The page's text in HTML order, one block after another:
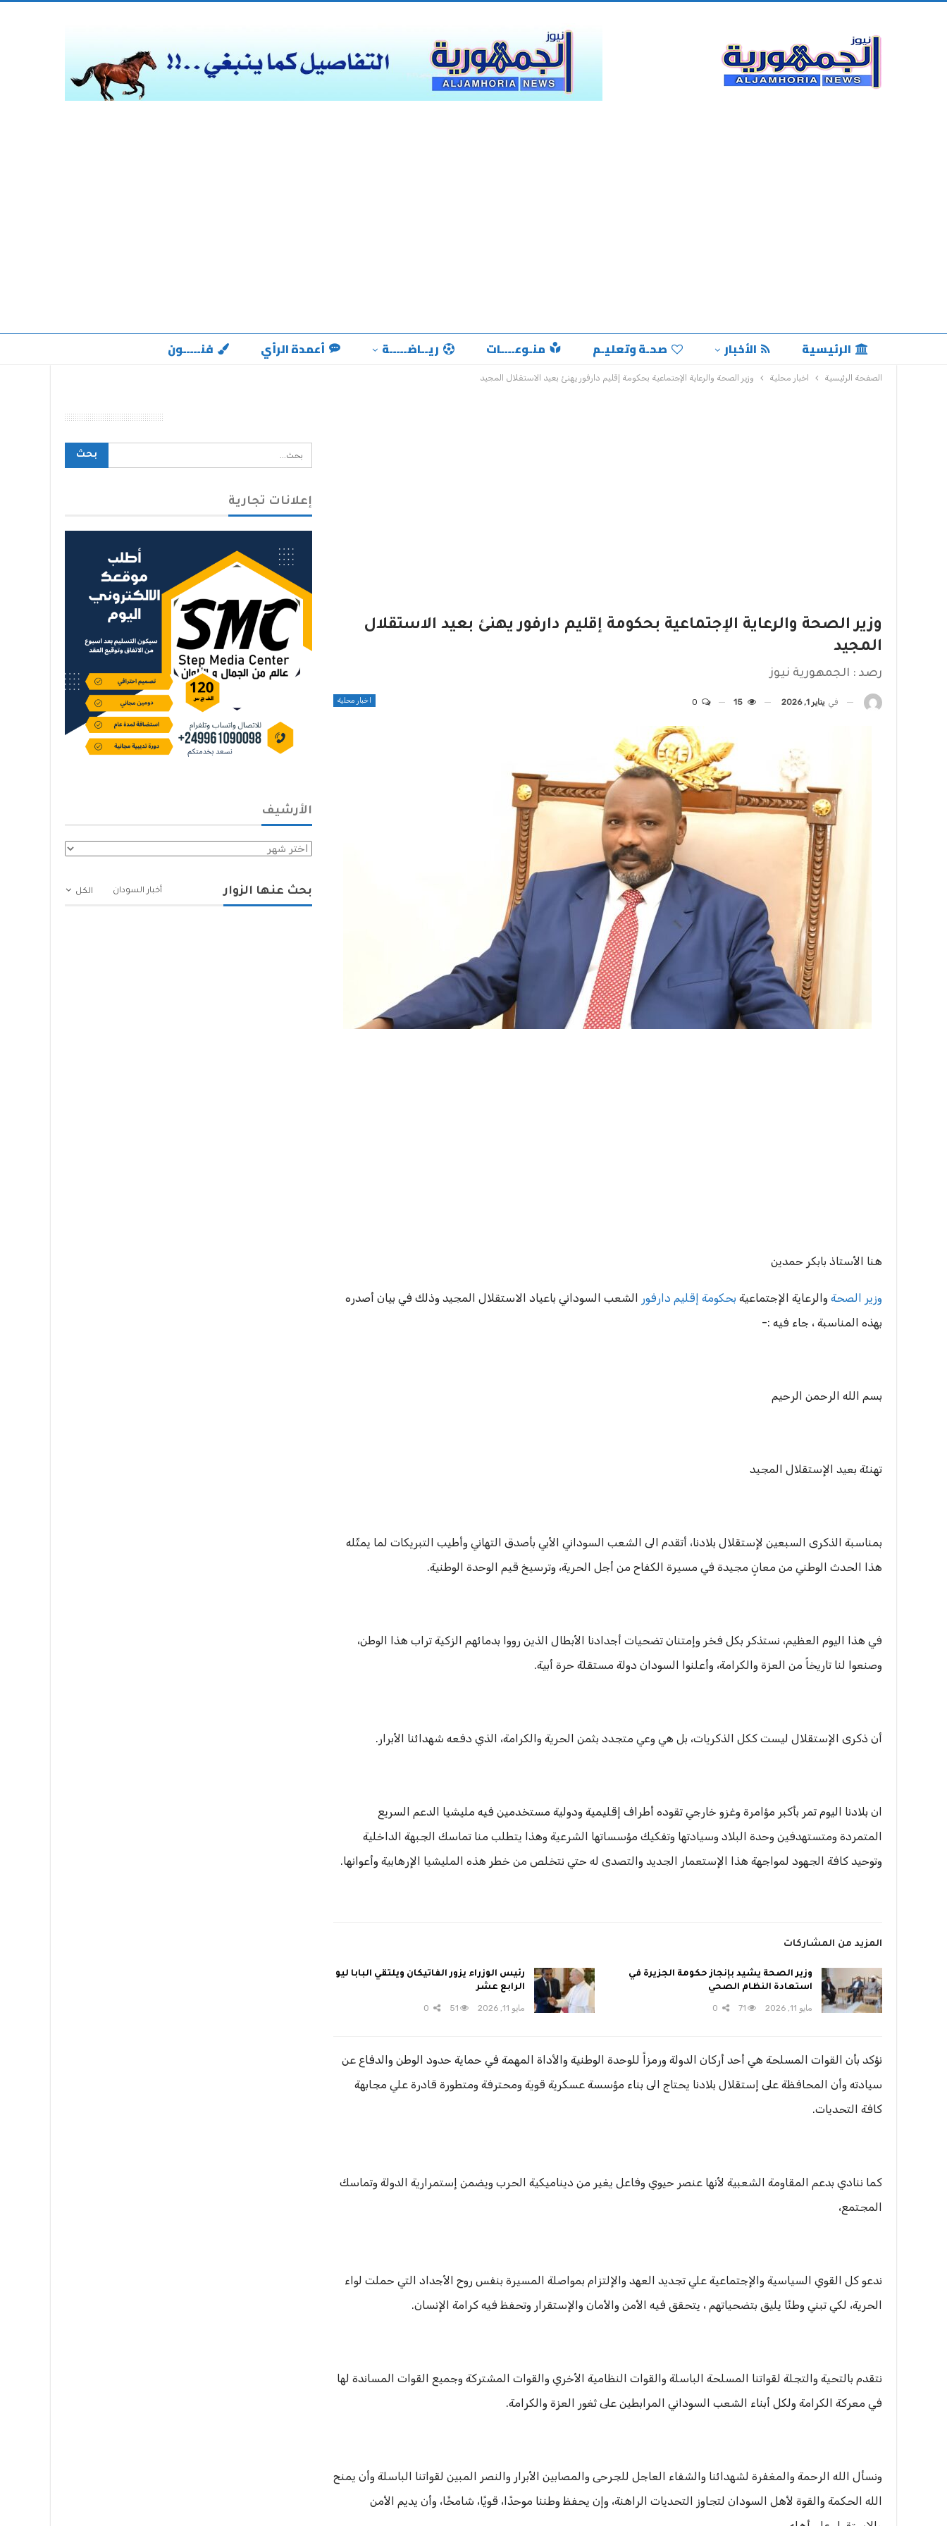
الرئيسية الأخبار صحـة وتعليـم منـوعــــات ريــاضـــــة أعمدة الرأي فنـــــون
الصفحة الرئيسية اخبار محلية وزير الصحة والرعاية الإجتماعية بحكومة إقليم دارفور يهنئ بعيد الاستقلال المجيد
وزير الصحة والرعاية الإجتماعية بحكومة إقليم دارفور يهنئ بعيد الاستقلال
المجيد
رصد : الجمهورية نيوز
اخبار محلية في يناير 1, 2026 15
هنا الأستاذ بابكر حمدين
وزير الصحة والرعاية الإجتماعية بحكومة إقليم دارفور الشعب السوداني باعياد الاستقلال المجيد وذلك في بيان أصدره
بهذه المناسبة ، جاء فيه :-
بسم الله الرحمن الرحيم
تهنئة بعيد الإستقلال المجيد
بمناسبة الذكرى السبعين لإستقلال بلادنا، أتقدم الى الشعب السوداني الأبي بأصدق التهاني وأطيب التبريكات لما يمثّله
هذا الحدث الوطني من معانٍ مجيدة في مسيرة الكفاح من أجل الحرية، وترسيخ قيم الوحدة الوطنية.
في هذا اليوم العظيم، نستذكر بكل فخر وإمتنان تضحيات أجدادنا الأبطال الذين رووا بدمائهم الزكية تراب هذا الوطن،
وصنعوا لنا تاريخاً من العزة والكرامة، وأعلنوا السودان دولة مستقلة حرة أبية.
أن ذكرى الإستقلال ليست ككل الذكريات، بل هي وعي متجدد بثمن الحرية والكرامة، الذي دفعه شهدائنا الأبرار.
ان بلادنا اليوم تمر بأكبر مؤامرة وغزو خارجي تقوده أطراف إقليمية ودولية مستخدمين فيه مليشيا الدعم السريع
المتمردة ومتستهدفين وحدة البلاد وسيادتها وتفكيك مؤسساتها الشرعية وهذا يتطلب منا تماسك الجبهة الداخلية
وتوحيد كافة الجهود لمواجهة هذا الإستعمار الجديد والتصدى له حتي نتخلص من خطر هذه المليشيا الإرهابية وأعوانها.
المزيد من المشاركات
وزير الصحة يشيد بإنجاز حكومة الجزيرة في
استعادة النظام الصحي
مايو 11, 2026 71
رئيس الوزراء يزور الفاتيكان ويلتقي البابا ليو
الرابع عشر
مايو 11, 2026 51
نؤكد بأن القوات المسلحة هي أحد أركان الدولة ورمزاً للوحدة الوطنية والأداة المهمة في حماية حدود الوطن والدفاع عن
سيادته وأن المحافظة على إستقلال بلادنا يحتاج الى بناء مؤسسة عسكرية قوية ومحترفة ومتطورة قادرة علي مجابهة
كافة التحديات.
كما ننادي بدعم المقاومة الشعبية لأنها عنصر حيوي وفاعل يغير من ديناميكية الحرب ويضمن إستمرارية الدولة وتماسك
المجتمع،
ندعو كل القوي السياسية والإجتماعية علي تجديد العهد والإلتزام بمواصلة المسيرة بنفس روح الأجداد التي حملت لواء
الحرية، لكي تبني وطنًا يليق بتضحياتهم ، يتحقق فيه الأمن والأمان والإستقرار وتحفظ فيه كرامة الإنسان.
نتقدم بالتحية والتجلة لقواتنا المسلحة الباسلة والقوات النظامية الأخري والقوات المشتركة وجميع القوات المساندة لها
في معركة الكرامة ولكل أبناء الشعب السوداني المرابطين على ثغور العزة والكرامة.
ونسأل الله الرحمة والمغفرة لشهدائنا والشفاء العاجل للجرحى والمصابين الأبرار والنصر المبين لقواتنا الباسلة وأن يمنح
الله الحكمة والقوة لأهل السودان لتجاوز التحديات الراهنة، وإن يحفظ وطننا موحدًا، قويًا، شامخًا، وأن يديم الأمن
إعلانات تجارية
الأرشيف
الأرشيف
الكل بحث عنها الزوار أخبار السودان